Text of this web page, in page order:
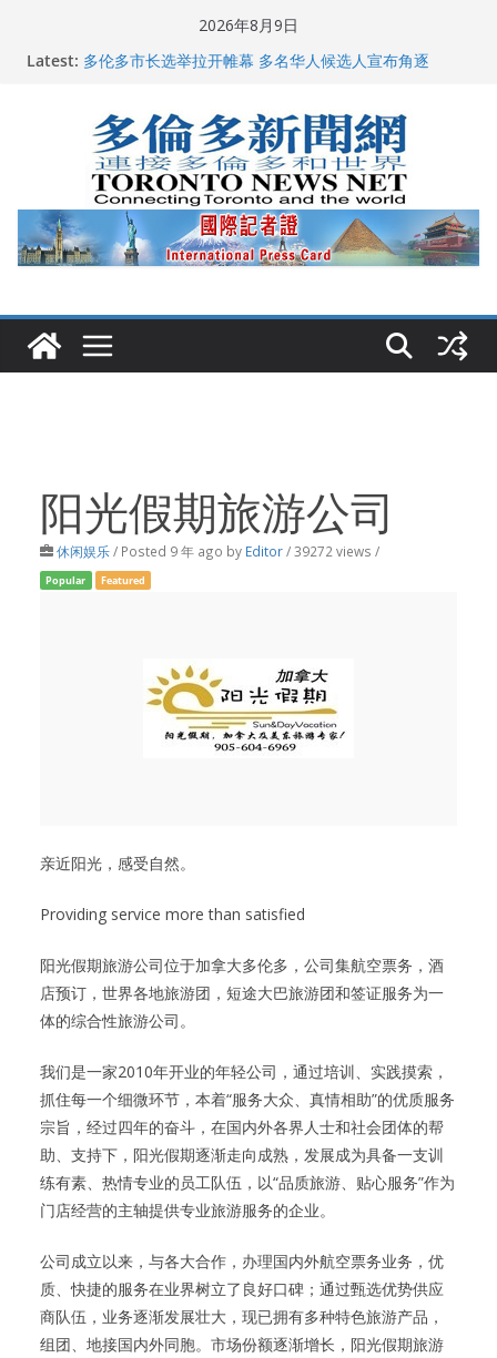
2026年8月9日
Latest: 多伦多市长选举拉开帷幕 多名华人候选人宣布角逐
关加拿大就业
2026加拿大青少年儿童绘画比赛颁奖典礼多伦多举行
龚晓华参加多伦多骄傲大游行 与市民分享竞选理念
阳光假期旅游公司
休闲娱乐/ Posted 9 年 ago by Editor/ 39272 views /
Popular Featured
亲近阳光，感受自然。
Providing service more than satisfied
阳光假期旅游公司位于加拿大多伦多，公司集航空票务，酒
店预订，世界各地旅游团，短途大巴旅游团和签证服务为一
体的综合性旅游公司。
我们是一家2010年开业的年轻公司，通过培训、实践摸索，
抓住每一个细微环节，本着“服务大众、真情相助”的优质服务
宗旨，经过四年的奋斗，在国内外各界人士和社会团体的帮
助、支持下，阳光假期逐渐走向成熟，发展成为具备一支训
练有素、热情专业的员工队伍，以“品质旅游、贴心服务”作为
门店经营的主轴提供专业旅游服务的企业。
公司成立以来，与各大合作，办理国内外航空票务业务，优
质、快捷的服务在业界树立了良好口碑；通过甄选优势供应
商队伍，业务逐渐发展壮大，现已拥有多种特色旅游产品，
组团、地接国内外同胞。市场份额逐渐增长，阳光假期旅游